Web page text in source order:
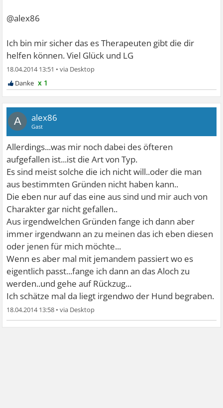
@alex86
Ich bin mir sicher das es Therapeuten gibt die dir
helfen können. Viel Glück und LG
18.04.2014 13:51 •
x 1
A alex86
Gast
Allerdings...was mir noch dabei des öfteren
aufgefallen ist...ist die Art von Typ.
Es sind meist solche die ich nicht will..oder die man
aus bestimmten Gründen nicht haben kann..
Die eben nur auf das eine aus sind und mir auch von
Charakter gar nicht gefallen..
Aus irgendwelchen Gründen fange ich dann aber
immer irgendwann an zu meinen das ich eben diesen
oder jenen für mich möchte...
Wenn es aber mal mit jemandem passiert wo es
eigentlich passt...fange ich dann an das Aloch zu
werden..und gehe auf Rückzug...
Ich schätze mal da liegt irgendwo der Hund begraben.
18.04.2014 13:58 •